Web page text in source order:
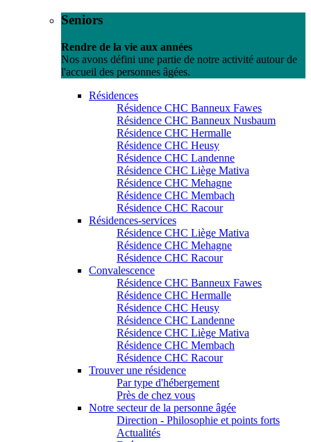
Seniors
Rendre de la vie aux années
Nos avons défini une partie de notre activité autour de
l'accueil des personnes âgées.
Résidences
Résidence CHC Banneux Fawes
Résidence CHC Banneux Nusbaum
Résidence CHC Hermalle
Résidence CHC Heusy
Résidence CHC Landenne
Résidence CHC Liège Mativa
Résidence CHC Mehagne
Résidence CHC Membach
Résidence CHC Racour
Résidences-services
Résidence CHC Liège Mativa
Résidence CHC Mehagne
Résidence CHC Racour
Convalescence
Résidence CHC Banneux Fawes
Résidence CHC Hermalle
Résidence CHC Heusy
Résidence CHC Landenne
Résidence CHC Liège Mativa
Résidence CHC Membach
Résidence CHC Racour
Trouver une résidence
Par type d'hébergement
Près de chez vous
Notre secteur de la personne âgée
Direction - Philosophie et points forts
Actualités